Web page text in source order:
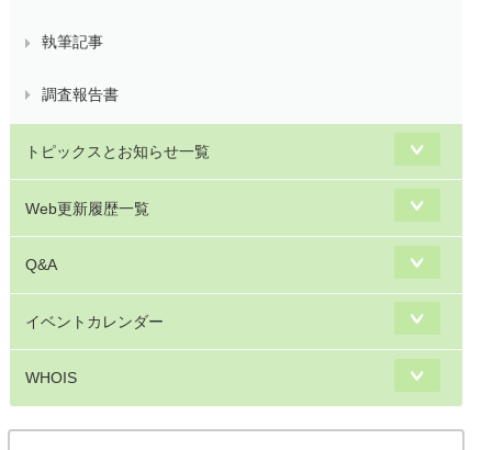
執筆記事
調査報告書
トピックスとお知らせ一覧
Web更新履歴一覧
Q&A
イベントカレンダー
WHOIS